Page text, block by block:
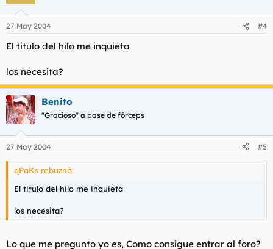
27 May 2004 #4
El titulo del hilo me inquieta
los necesita?
Benito
"Gracioso" a base de fórceps
27 May 2004 #5
qPaKs rebuznó:
El titulo del hilo me inquieta
los necesita?
Lo que me pregunto yo es, Como consigue entrar al foro?